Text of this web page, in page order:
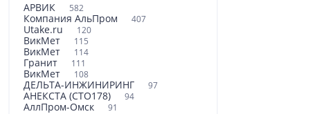
АРВИК 582
Компания АльПром 407
Utake.ru 120
ВикМет 115
ВикМет 114
Гранит 111
ВикМет 108
ДЕЛЬТА-ИНЖИНИРИНГ 97
АНЕКСТА (СТО178) 94
АллПром-Омск 91